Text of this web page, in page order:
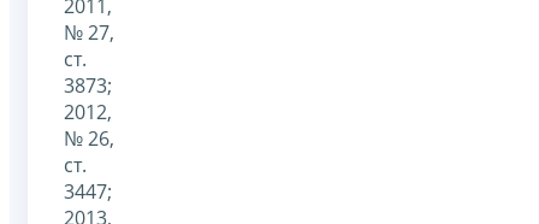
2011,
№ 27,
ст.
3873;
2012,
№ 26,
ст.
3447;
2013,